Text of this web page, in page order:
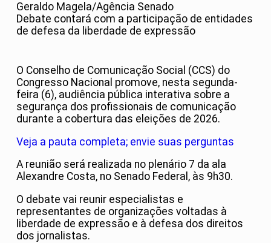
Geraldo Magela/Agência Senado
Debate contará com a participação de entidades
de defesa da liberdade de expressão
O Conselho de Comunicação Social (CCS) do
Congresso Nacional promove, nesta segunda-
feira (6), audiência pública interativa sobre a
segurança dos profissionais de comunicação
durante a cobertura das eleições de 2026.
Veja a pauta completa; envie suas perguntas
A reunião será realizada no plenário 7 da ala
Alexandre Costa, no Senado Federal, às 9h30.
O debate vai reunir especialistas e
representantes de organizações voltadas à
liberdade de expressão e à defesa dos direitos
dos jornalistas.